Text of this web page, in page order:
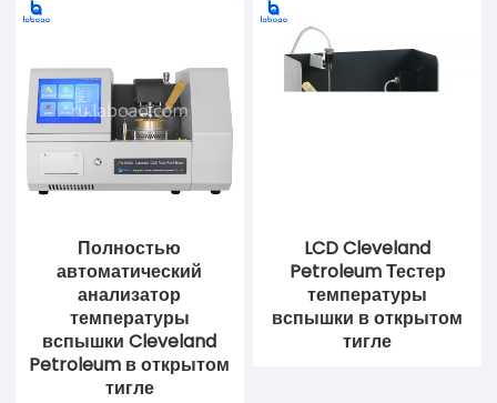
Полностью
автоматический
анализатор
температуры
вспышки Cleveland
Petroleum в открытом
тигле
LCD Cleveland
Petroleum Тестер
температуры
вспышки в открытом
тигле